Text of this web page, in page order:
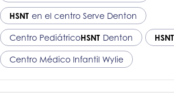
HSNT en el centro Serve Denton
Centro PediátricoHSNT Denton HSNT
Centro Médico Infantil Wylie